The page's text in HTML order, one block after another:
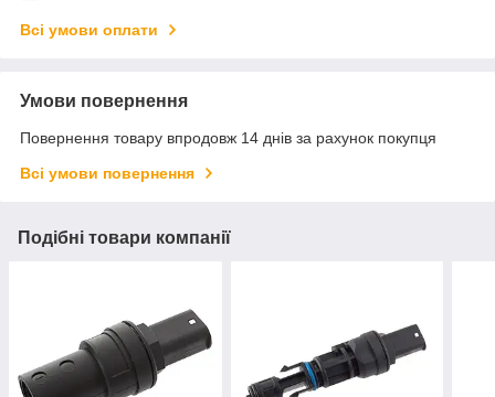
Всі умови оплати
Умови повернення
Повернення товару впродовж 14 днів за рахунок покупця
Всі умови повернення
Подібні товари компанії